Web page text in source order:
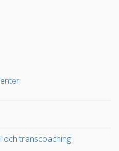
och transcoaching